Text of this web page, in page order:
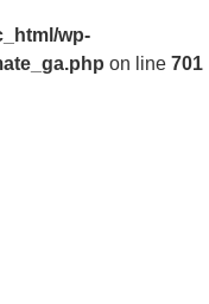
wp-
on line 701